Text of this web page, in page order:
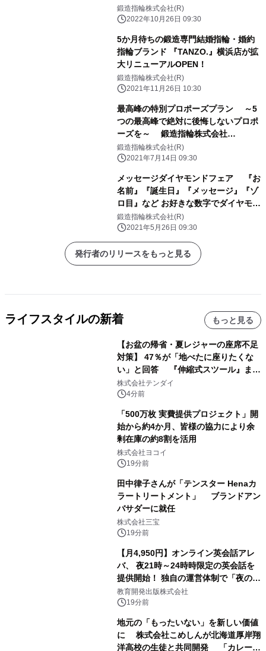
鍛造指輪株式会社(R)
2022年10月26日 09:30
5か月待ちの鍛造専門結婚指輪・婚約
指輪ブランド 『TANZO.』横浜店が拡
大リニューアルOPEN！
鍛造指輪株式会社(R)
2021年11月26日 10:30
最高峰の特別プロポーズプラン ～5
つの最高峰で絶対に後悔しないプロポ
ーズを～ 鍛造指輪株式会社
TANZO.× ホテル インターコンチネン
タル 東京ベイ
鍛造指輪株式会社(R)
2021年7月14日 09:30
メッセージダイヤモンドフェア 『お
名前』『誕生日』『メッセージ』『ゾ
ロ目』など お好きな数字でダイヤモン
ドのカラット数指定ができます！
鍛造指輪株式会社(R)
2021年5月26日 09:30
発行者のリリースをもっと見る
ライフスタイルの新着 もっと見る
【お盆の帰省・夏レジャーの座席不足
対策】 47％が「地べたに座りたくな
い」と回答 『伸縮式スツール』まと
め買いキャンペーンを8/6開始
株式会社テンダイ
4分前
「500万枚 実費提供プロジェクト」開
始から約4か月、皆様の協力により余
剰在庫の約8割を活用
株式会社ヨコイ
19分前
田中律子さんが「テンスター Henaカ
ラートリートメント」 ブランドアン
バサダーに就任
株式会社三宝
19分前
【月4,950円】オンライン英会話アレ
バ、 夜21時～24時時限定の英会話を
提供開始！ 独自の運営体制で「夜の予
約取れない問題」を解決
教育開発出版株式会社
19分前
地元の「もったいない」を新しい価値
に 株式会社こめしんが北海道厚岸翔
洋高校の生徒と共同開発 「カレー＆